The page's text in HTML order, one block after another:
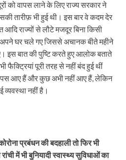
को वापस लाने के लिए राज्‍य सरकार ने
तारीफ़ भी हुई थी। इस बार वे कदम देर
आदि राज्‍यों से लौटे मजदूर बिना किसी
अपने घर चले गए जिससे अचानक बीते महीने
इस बात की पुष्टि करते हुए आलोक बताते
फैक्ट्रियां पूरी तरह से नहीं बंद हुई थीं
आए हैं और कुछ अभी नहीं आए हैं, लेकिन
नहीं है।
प्रबंधन की बदहाली तो फिर भी
में भी बुनियादी स्‍वास्‍थ्‍य सुविधाओं का